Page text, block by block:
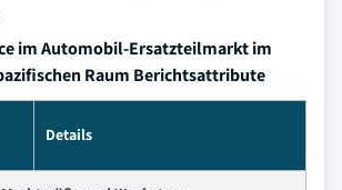
im Automobil-Ersatzteilmarkt im
Raum Berichtsattribute
Details